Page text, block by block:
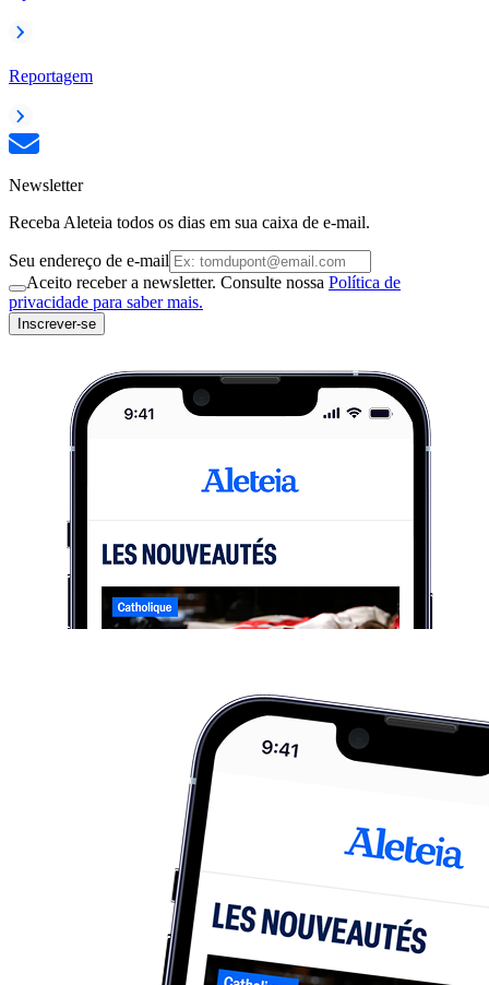
Reportagem
Newsletter
Receba Aleteia todos os dias em sua caixa de e-mail.
Seu endereço de e-mail
Aceito receber a newsletter. Consulte nossa Política de
privacidade para saber mais.
Inscrever-se